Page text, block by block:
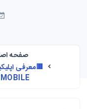
صفحه
MOBILE برای اندروید و آی او اس🟥